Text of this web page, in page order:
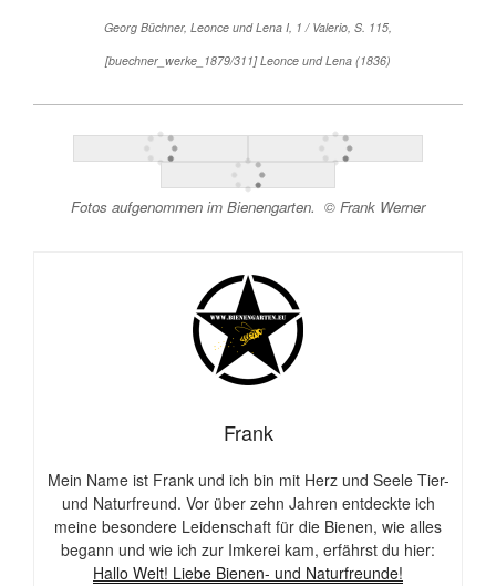
Georg Büchner, Leonce und Lena I, 1 / Valerio, S. 115,
[buechner_werke_1879/311] Leonce und Lena (1836)
Fotos aufgenommen im Bienengarten. © Frank Werner
Frank
Mein Name ist Frank und ich bin mit Herz und Seele Tier-
und Naturfreund. Vor über zehn Jahren entdeckte ich
meine besondere Leidenschaft für die Bienen, wie alles
begann und wie ich zur Imkerei kam, erfährst du hier:
Hallo Welt! Liebe Bienen- und Naturfreunde!